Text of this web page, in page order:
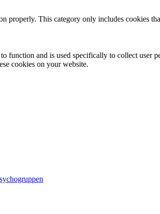
properly. This category only includes cookies
and is used specifically to collect user
cookies on your website.